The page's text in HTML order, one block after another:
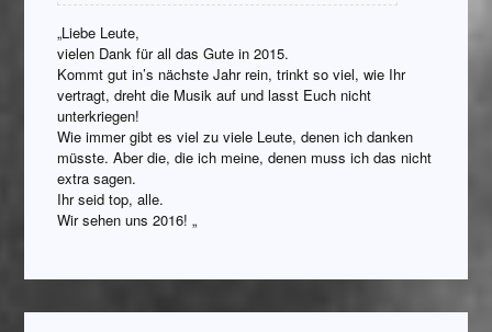
„Liebe Leute,
vielen Dank für all das Gute in 2015.
Kommt gut in’s nächste Jahr rein, trinkt so viel, wie Ihr
vertragt, dreht die Musik auf und lasst Euch nicht
unterkriegen!
Wie immer gibt es viel zu viele Leute, denen ich danken
müsste. Aber die, die ich meine, denen muss ich das nicht
extra sagen.
Ihr seid top, alle.
Wir sehen uns 2016! „